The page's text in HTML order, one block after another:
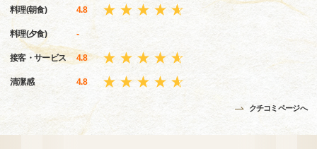
料理(朝食) 4.8
料理(夕食) -
接客・サービス 4.8
清潔感 4.8
クチコミページへ